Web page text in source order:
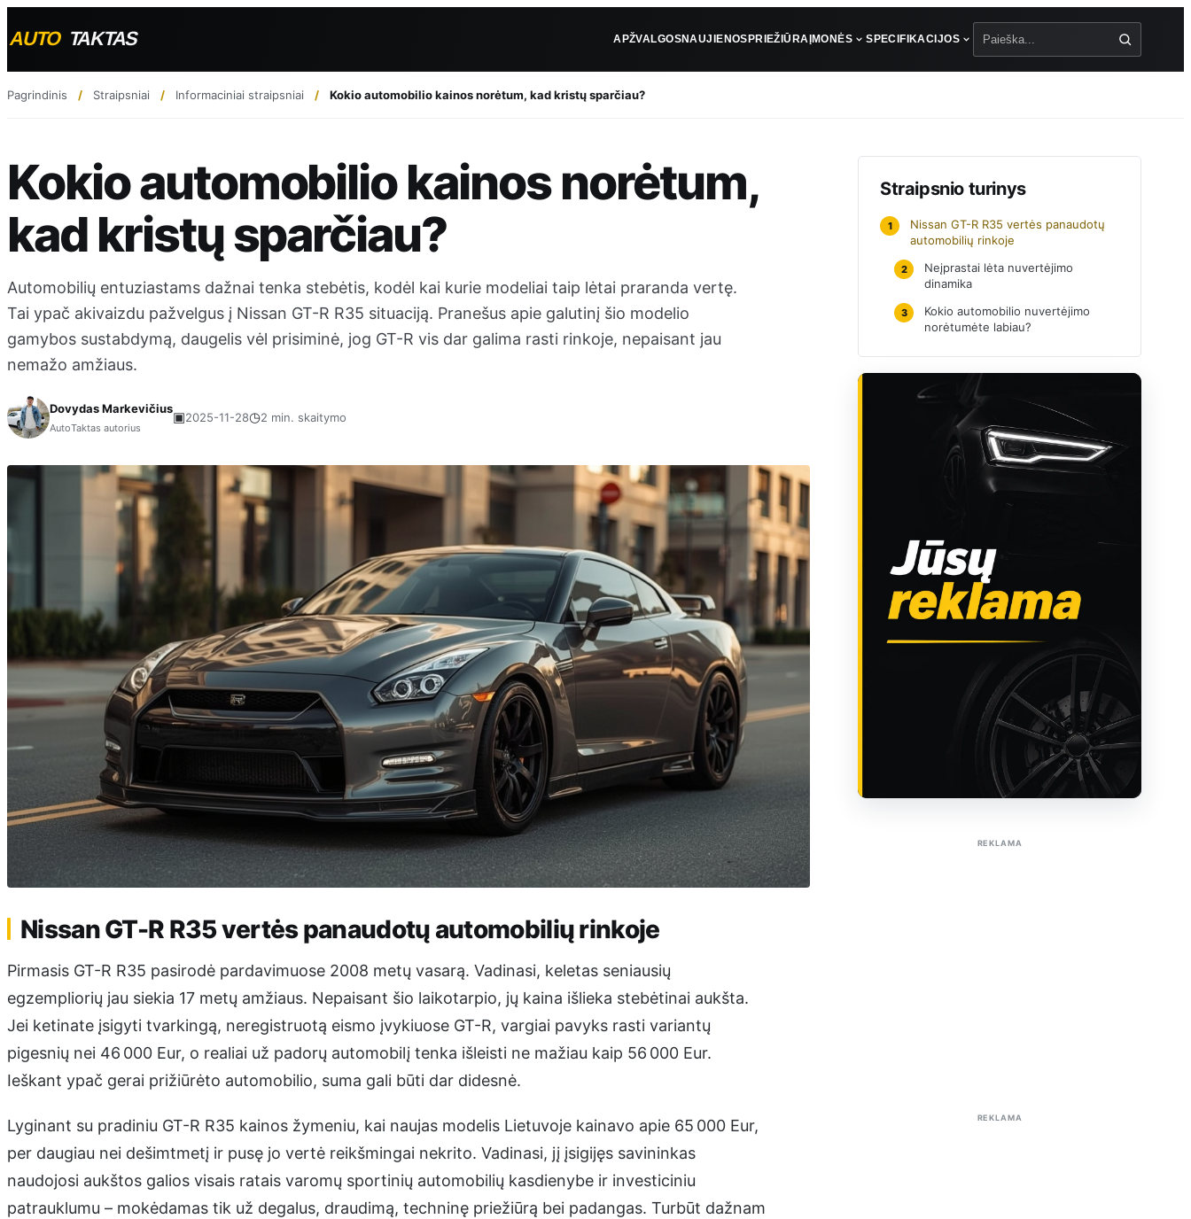
APŽVALGOSNAUJIENOSPRIEŽIŪRA ĮMONĖS SPECIFIKACIJOS
Pagrindinis Straipsniai Informaciniai straipsniai Kokio automobilio kainos norėtum, kad kristų sparčiau?
Kokio automobilio kainos norėtum,
kad kristų sparčiau?
Automobilių entuziastams dažnai tenka stebėtis, kodėl kai kurie modeliai taip lėtai praranda vertę.
Tai ypač akivaizdu pažvelgus į Nissan GT-R R35 situaciją. Pranešus apie galutinį šio modelio
gamybos sustabdymą, daugelis vėl prisiminė, jog GT-R vis dar galima rasti rinkoje, nepaisant jau
nemažo amžiaus.
Dovydas Markevičius
AutoTaktas autorius
▣2025-11-28◷2 min. skaitymo
Nissan GT-R R35 vertės panaudotų automobilių rinkoje
Pirmasis GT-R R35 pasirodė pardavimuose 2008 metų vasarą. Vadinasi, keletas seniausių
egzempliorių jau siekia 17 metų amžiaus. Nepaisant šio laikotarpio, jų kaina išlieka stebėtinai aukšta.
Jei ketinate įsigyti tvarkingą, neregistruotą eismo įvykiuose GT-R, vargiai pavyks rasti variantų
pigesnių nei 46 000 Eur, o realiai už padorų automobilį tenka išleisti ne mažiau kaip 56 000 Eur.
Ieškant ypač gerai prižiūrėto automobilio, suma gali būti dar didesnė.
Lyginant su pradiniu GT-R R35 kainos žymeniu, kai naujas modelis Lietuvoje kainavo apie 65 000 Eur,
per daugiau nei dešimtmetį ir pusę jo vertė reikšmingai nekrito. Vadinasi, jį įsigijęs savininkas
naudojosi aukštos galios visais ratais varomų sportinių automobilių kasdienybe ir investiciniu
patrauklumu – mokėdamas tik už degalus, draudimą, techninę priežiūrą bei padangas. Turbūt dažnam
Straipsnio turinys
1
Nissan GT-R R35 vertės panaudotų
automobilių rinkoje
2
Neįprastai lėta nuvertėjimo
dinamika
3
Kokio automobilio nuvertėjimo
norėtumėte labiau?
REKLAMA
REKLAMA